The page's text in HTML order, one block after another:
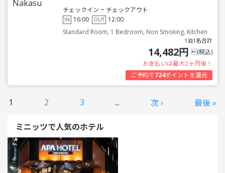
チェックイン ~ チェックアウト
IN 16:00 OUT 12:00
Standard Room, 1 Bedroom, Non Smoking, Kitchen
1泊1名合計
14,482円 (税込)
お支払いは最大2ヶ月後！
ご予約で724ポイントを還元
1 2 3 ... 次 › 最後 »
ミニッツで人気のホテル